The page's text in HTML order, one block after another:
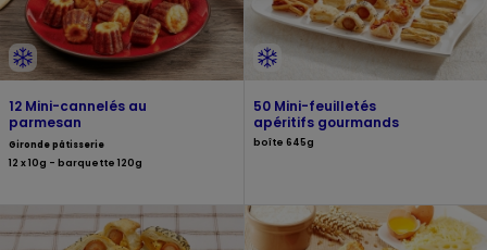
12 Mini-cannelés au
parmesan
Gironde pâtisserie
12 x 10g - barquette 120g
50 Mini-feuilletés
apéritifs gourmands
boîte 645g